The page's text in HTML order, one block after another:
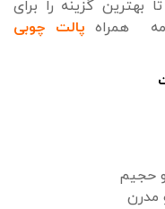
گزینه را برای
همراهپالت چوبی
حجیم
مدرن